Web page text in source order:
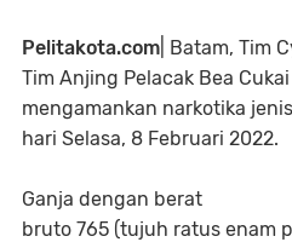
Pelitakota.com | Batam, Tim
Tim Anjing Pelacak Bea
mengamankan narkotika
hari Selasa, 8 Februari 2022.
Ganja dengan berat
bruto 765 (tujuh ratus enam